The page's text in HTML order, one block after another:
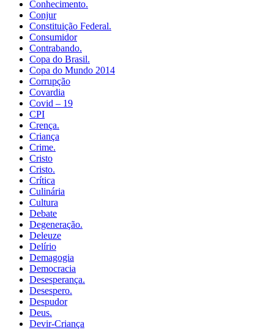
Conhecimento.
Conjur
Constituição Federal.
Consumidor
Contrabando.
Copa do Brasil.
Copa do Mundo 2014
Corrupção
Covardia
Covid – 19
CPI
Crença.
Criança
Crime.
Cristo
Cristo.
Crítica
Culinária
Cultura
Debate
Degeneração.
Deleuze
Delírio
Demagogia
Democracia
Desesperança.
Desespero.
Despudor
Deus.
Devir-Criança